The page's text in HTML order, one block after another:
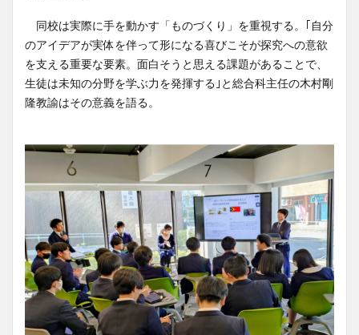
同校は実際に手を動かす「ものづくり」を重視する。｢自分
のアイデアが実体を伴って形になる喜びこそが探究への意欲
を支える重要な要素。面白そうと思える課題があることで、
生徒は未知の分野を学ぶ力を発揮する｣と総合科主任の木村剛
隆教諭はその意義を語る。